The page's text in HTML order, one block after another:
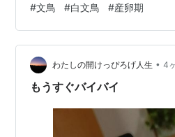
たけれど文鳥を飼って、はや4年
についても慣れっこになりまし
は尻尾を上下にプルプルさせる
その時が来た合図です毎年産卵
ペースで卵を産みます合計する
#文鳥 #白文鳥 #産卵期
わたしの開けっぴろげ人生 • 4
もうすぐバイバイ